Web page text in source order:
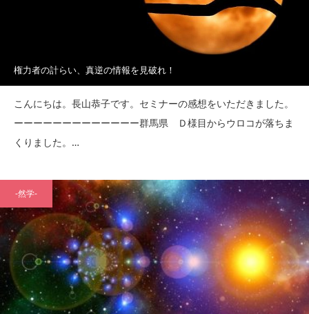
権力者の計らい、真逆の情報を見破れ！
こんにちは。長山恭子です。セミナーの感想をいただきました。
ーーーーーーーーーーーーー群馬県 Ｄ様目からウロコが落ちま
くりました。…
-然学-